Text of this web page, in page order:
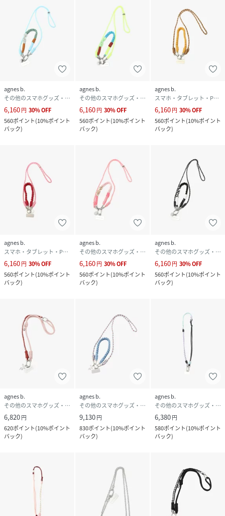
agnes b.
その他のスマホグッズ・オーディオ機器
6,160円 30%OFF
560ポイント(10%ポイント
バック)
agnes b.
その他のスマホグッズ・オーディオ機器
6,160円 30%OFF
560ポイント(10%ポイント
バック)
agnes b.
スマホ・タブレット・PCケース/カバー
6,160円 30%OFF
560ポイント(10%ポイント
バック)
agnes b.
スマホ・タブレット・PCケース/カバー
6,160円 30%OFF
560ポイント(10%ポイント
バック)
agnes b.
その他のスマホグッズ・オーディオ機器
6,160円 30%OFF
560ポイント(10%ポイント
バック)
agnes b.
その他のスマホグッズ・オーディオ機器
6,160円 30%OFF
560ポイント(10%ポイント
バック)
agnes b.
その他のスマホグッズ・オーディオ機器
6,820円
620ポイント(10%ポイント
バック)
agnes b.
その他のスマホグッズ・オーディオ機器
9,130円
830ポイント(10%ポイント
バック)
agnes b.
その他のスマホグッズ・オーディオ機器
6,380円
580ポイント(10%ポイント
バック)